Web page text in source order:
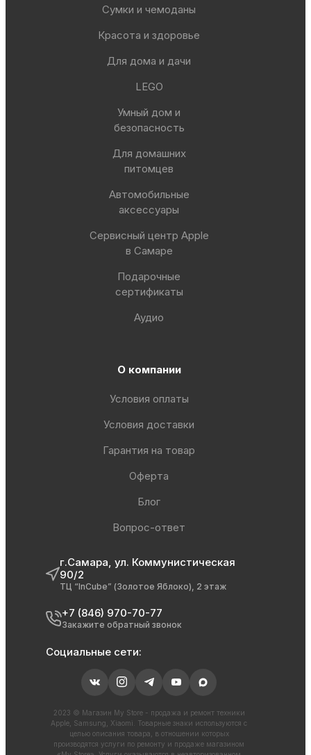
Сумки и чемоданы
Красота и здоровье
Для дома и дачи
LEGO
Умный дом и
безопасность
Для домашних
питомцев
Автомобильные
аксессуары
Сервисный центр Apple
в Самаре
Подарочные
сертификаты
Аудио
О компании
Условия оплаты
Условия доставки
Гарантия на товар
Оферта
Блог
Вопрос-ответ
г.Самара, ул. Коммунистическая
90/2
ТЦ “InCube” (Золотое Яблоко), 2 этаж
+7 (846) 970-70-77
Закажите обратный звонок
Социальные сети:
2023 © Магазин My Store - продажа и ремонт техники
Apple, Samsung, Xiaomi. Товарные знаки используются с
целью описания товара, в отношении которых
производятся услуги по ремонту и продаже магазином